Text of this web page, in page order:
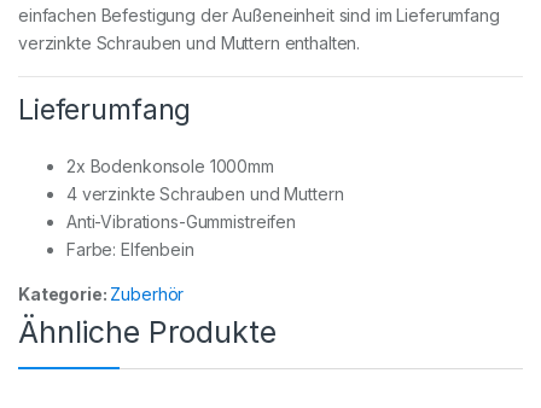
einfachen Befestigung der Außeneinheit sind im Lieferumfang
verzinkte Schrauben und Muttern enthalten.
Lieferumfang
2x Bodenkonsole 1000mm
4 verzinkte Schrauben und Muttern
Anti-Vibrations-Gummistreifen
Farbe: Elfenbein
Kategorie: Zuberhör
Ähnliche Produkte